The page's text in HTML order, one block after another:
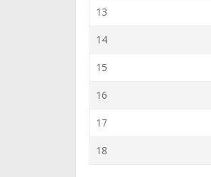
13
14
15
16
17
18